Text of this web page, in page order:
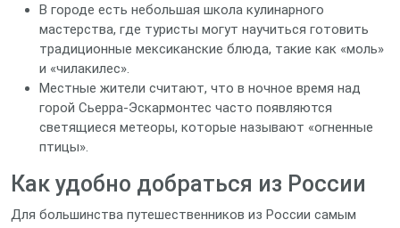
В городе есть небольшая школа кулинарного
мастерства, где туристы могут научиться готовить
традиционные мексиканские блюда, такие как «моль»
и «чилакилес».
Местные жители считают, что в ночное время над
горой Сьерра‑Эскармонтес часто появляются
светящиеся метеоры, которые называют «огненные
птицы».
Как удобно добраться из России
Для большинства путешественников из России самым